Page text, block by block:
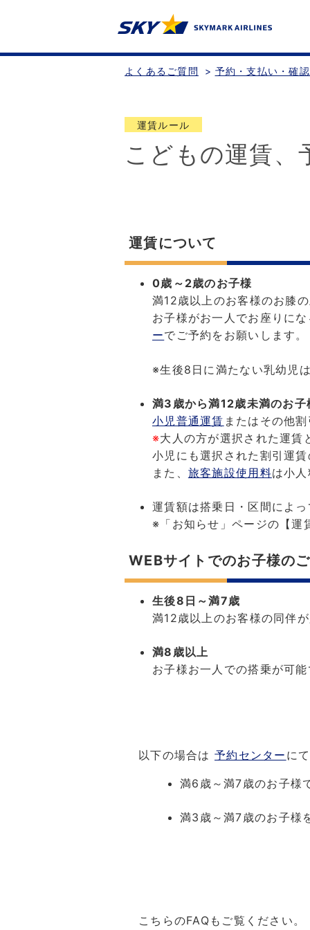
よくあるご質問 > 予約・支払い・確認
運賃ルール
こどもの運賃、
運賃について
0歳～2歳のお子様
満12歳以上のお客様のお膝
お子様がお一人でお座りに
ーでご予約をお願いします。
※生後8日に満たない乳幼児
満3歳から満12歳未満のお子
小児普通運賃 またはその他
※大人の方が選択された運賃
小児にも選択された割引運
また、 旅客施設使用料は小
運賃額は搭乗日・区間によ
※「お知らせ」ページの【運
WEBサイトでのお子様の
生後8日～満7歳
満12歳以上のお客様の同伴
満8歳以上
お子様お一人での搭乗が可
以下の場合は 予約センター に
満6歳～満7歳のお子様
満3歳～満7歳のお子様
こちらのFAQもご覧ください。